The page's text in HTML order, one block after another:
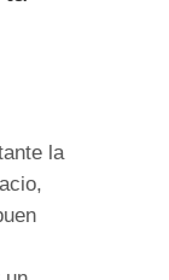
la